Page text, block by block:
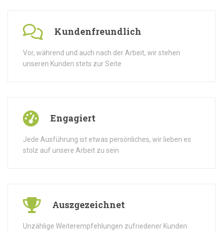
Kundenfreundlich
Vor, während und auch nach der Arbeit, wir stehen
unseren Kunden stets zur Seite
Engagiert
Jede Ausführung ist etwas persönliches, wir lieben es
stolz auf unsere Arbeit zu sein
Auszgezeichnet
Unzählige Weiterempfehlungen zufriedener Kunden